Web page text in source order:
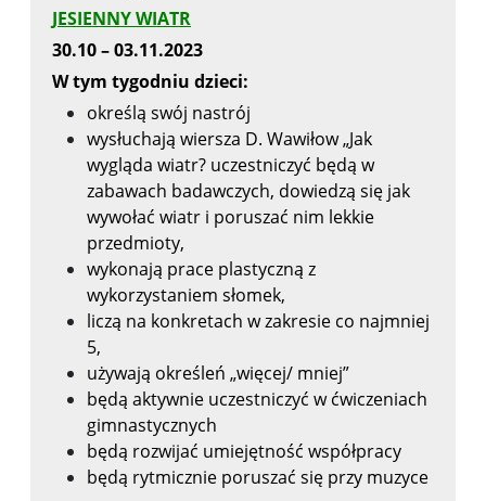
JESIENNY WIATR
30.10 – 03.11.2023
W tym tygodniu dzieci:
określą swój nastrój
wysłuchają wiersza D. Wawiłow „Jak
wygląda wiatr? uczestniczyć będą w
zabawach badawczych, dowiedzą się jak
wywołać wiatr i poruszać nim lekkie
przedmioty,
wykonają prace plastyczną z
wykorzystaniem słomek,
liczą na konkretach w zakresie co najmniej
5,
używają określeń „więcej/ mniej”
będą aktywnie uczestniczyć w ćwiczeniach
gimnastycznych
będą rozwijać umiejętność współpracy
będą rytmicznie poruszać się przy muzyce